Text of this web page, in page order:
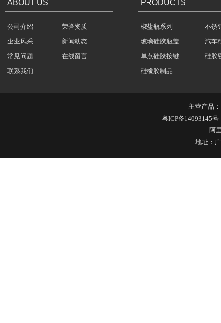
ABOUT US
公司介绍
荣誉资质
企业风采
新闻动态
常见问题
在线留言
联系我们
PRODUCTS
椒盐瓶系列
不锈
玻璃硅胶瓶盖
汽车
单点硅胶按键
硅胶
硅橡胶制品
主营产品：
粤ICP备14093145号
阿
地址：